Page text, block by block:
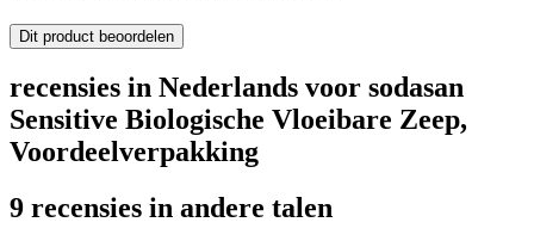
Dit product beoordelen
recensies in Nederlands voor sodasan
Sensitive Biologische Vloeibare Zeep,
Voordeelverpakking
9 recensies in andere talen